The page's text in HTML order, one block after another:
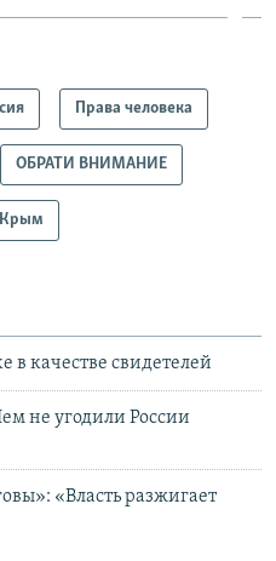
Права человека
ОБРАТИ ВНИМАНИЕ
Крым
в качестве свидетелей
не угодили России
«Власть разжигает